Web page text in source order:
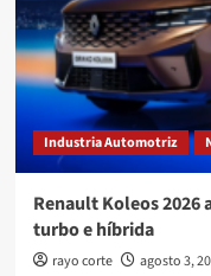
911
Industria Automotriz
Renault Koleos 2026
turbo e híbrida
rayo corte agosto 3,